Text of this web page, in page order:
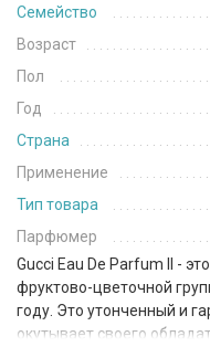
Семейство
Возраст
Пол
Год
Страна
Применение
Тип товара
Парфюмер
Gucci Eau De Parfum II -
фруктово-цветочной
году. Это утонченный и
окутывает своего